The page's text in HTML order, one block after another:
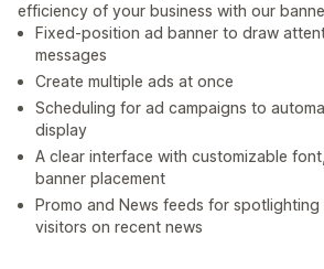
efficiency of your business with our
Fixed-position ad banner to draw
messages
Create multiple ads at once
Scheduling for ad campaigns to
display
A clear interface with customizable
banner placement
Promo and News feeds for
visitors on recent news